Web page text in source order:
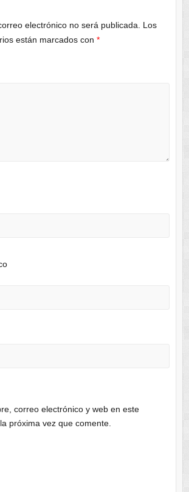
electrónico no será publicada. Los
están marcados con *
correo electrónico y web en este
próxima vez que comente.